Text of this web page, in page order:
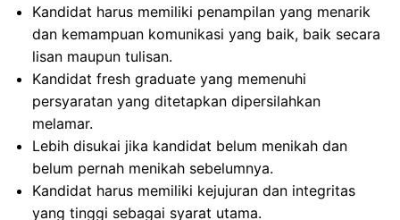
Kandidat harus memiliki penampilan yang menarik
dan kemampuan komunikasi yang baik, baik secara
lisan maupun tulisan.
Kandidat fresh graduate yang memenuhi
persyaratan yang ditetapkan dipersilahkan
melamar.
Lebih disukai jika kandidat belum menikah dan
belum pernah menikah sebelumnya.
Kandidat harus memiliki kejujuran dan integritas
yang tinggi sebagai syarat utama.